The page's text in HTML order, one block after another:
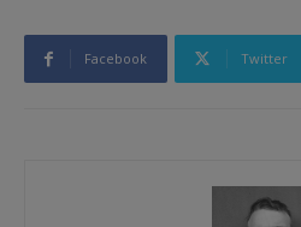
Facebook Twitter